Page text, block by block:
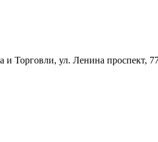
и Торговли, ул. Ленина проспект,